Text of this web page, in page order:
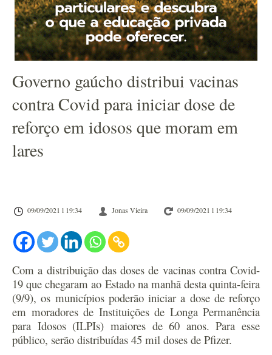
Governo gaúcho distribui vacinas
contra Covid para iniciar dose de
reforço em idosos que moram em
lares
09/09/2021 l 19:34 Jonas Vieira 09/09/2021 l 19:34
Com a distribuição das doses de vacinas contra Covid-
19 que chegaram ao Estado na manhã desta quinta-feira
(9/9), os municípios poderão iniciar a dose de reforço
em moradores de Instituições de Longa Permanência
para Idosos (ILPIs) maiores de 60 anos. Para esse
público, serão distribuídas 45 mil doses de Pfizer.